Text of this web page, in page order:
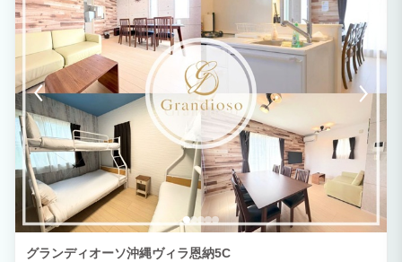
グランディオーソ沖縄ヴィラ恩納5C